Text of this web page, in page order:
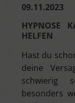
09.11.2023
HYPNOSE
HELFEN
Hast du
deine
schwierig
besonders